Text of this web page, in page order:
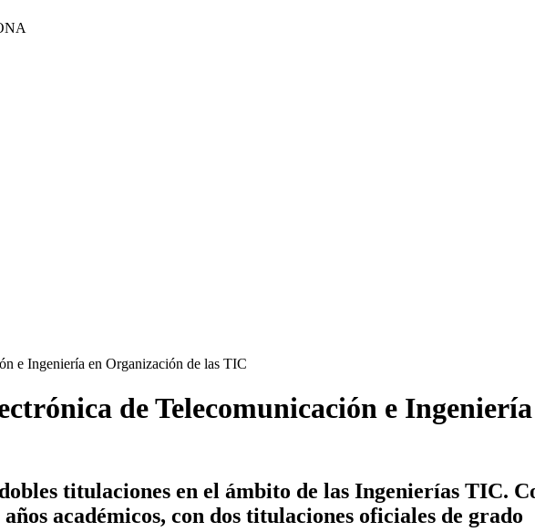
de Telecomunicación e
titulaciones en el ámbito de las Ingenierías TIC.
académicos, con dos titulaciones oficiales de grado